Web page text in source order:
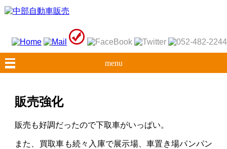
menu
販売強化
販売も好調だったので下取車がいっぱい。
また、買取車も続々入庫で展示場、車置き場パンパン